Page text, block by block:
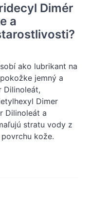
Dimér
a
ako lubrikant na
jemný a
Dilinoleát,
Dimer
Dilinoleát a
stratu vody z
kože.